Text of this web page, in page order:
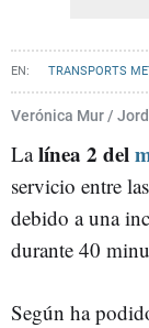
TRANSPORTS
METRO BARCELONA
Verónica Mur /
Lalínea 2 del
servicio entre
debido a una
durante 40
Según ha